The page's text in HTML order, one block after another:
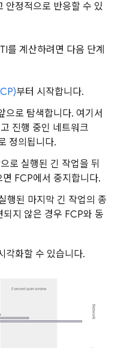
안정적으로 반응할 수 있
를 계산하려면 다음 단계
부터 시작합니다.
으로 탐색합니다. 여기서
진행 중인 네트워크
정의됩니다.
로 실행된 긴 작업을 뒤
FCP에서 중지합니다.
행된 마지막 긴 작업의 종
지 않은 경우 FCP와 동
각화할 수 있습니다.